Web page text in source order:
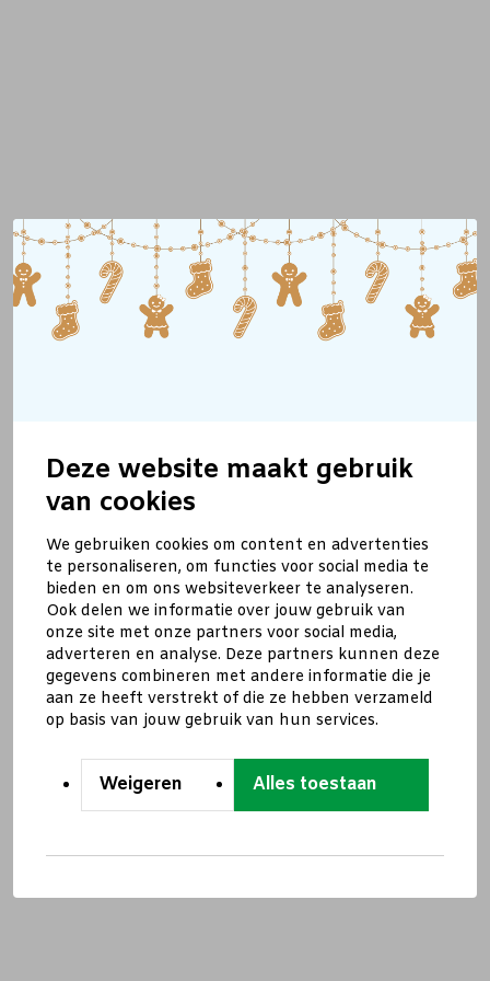
Deze website maakt gebruik
van cookies
We gebruiken cookies om content en advertenties
te personaliseren, om functies voor social media te
bieden en om ons websiteverkeer te analyseren.
Ook delen we informatie over jouw gebruik van
onze site met onze partners voor social media,
adverteren en analyse. Deze partners kunnen deze
gegevens combineren met andere informatie die je
aan ze heeft verstrekt of die ze hebben verzameld
op basis van jouw gebruik van hun services.
Weigeren Alles toestaan